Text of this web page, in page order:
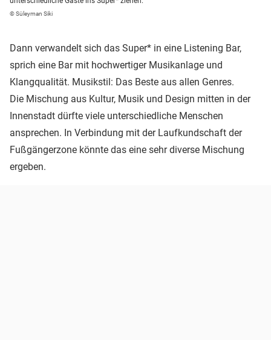
© Süleyman Siki
Dann verwandelt sich das Super* in eine Listening Bar,
sprich eine Bar mit hochwertiger Musikanlage und
Klangqualität. Musikstil: Das Beste aus allen Genres.
Die Mischung aus Kultur, Musik und Design mitten in der
Innenstadt dürfte viele unterschiedliche Menschen
ansprechen. In Verbindung mit der Laufkundschaft der
Fußgängerzone könnte das eine sehr diverse Mischung
ergeben.